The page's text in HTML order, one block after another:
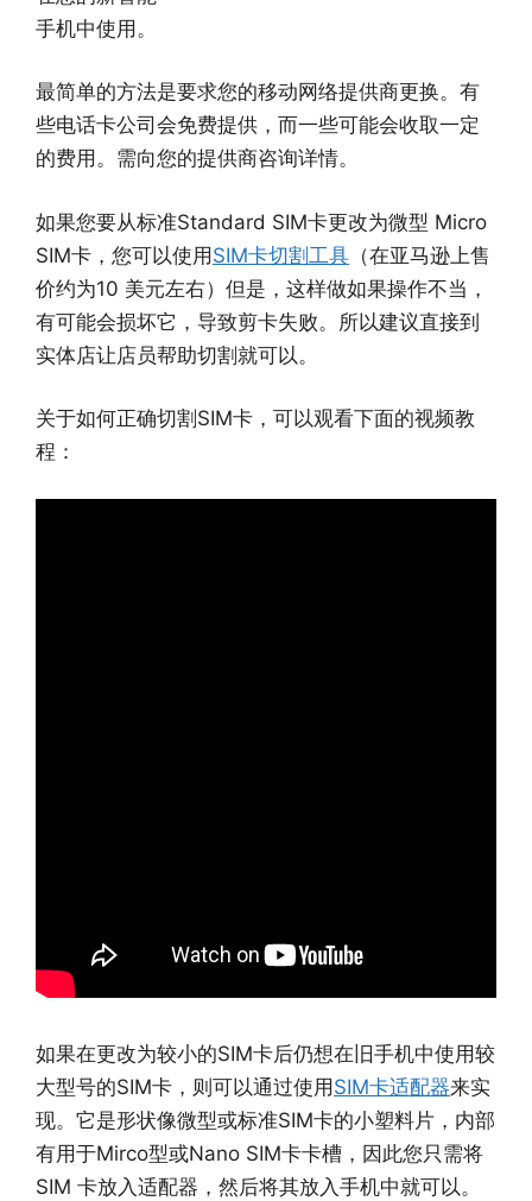
手机中使用。
最简单的方法是要求您的移动网络提供商更换。有
些电话卡公司会免费提供，而一些可能会收取一定
的费用。需向您的提供商咨询详情。
如果您要从标准Standard SIM卡更改为微型 Micro
SIM卡，您可以使用SIM卡切割工具 （在亚马逊上售
价约为10 美元左右）但是，这样做如果操作不当，
有可能会损坏它，导致剪卡失败。所以建议直接到
实体店让店员帮助切割就可以。
关于如何正确切割SIM卡，可以观看下面的视频教
程：
如果在更改为较小的SIM卡后仍想在旧手机中使用较
大型号的SIM卡，则可以通过使用 SIM卡适配器来实
现。它是形状像微型或标准SIM卡的小塑料片，内部
有用于Mirco型或Nano SIM卡卡槽，因此您只需将
SIM 卡放入适配器，然后将其放入手机中就可以。